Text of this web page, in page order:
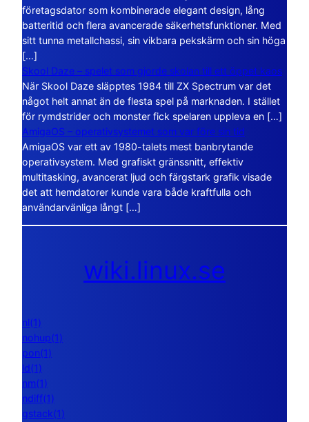
företagsdator som kombinerade elegant design, lång
batteritid och flera avancerade säkerhetsfunktioner. Med
sitt tunna metallchassi, sin vikbara pekskärm och sin höga
[…]
Skool Daze – spelet som gjorde skolan till ett öppet kaos
När Skool Daze släpptes 1984 till ZX Spectrum var det
något helt annat än de flesta spel på marknaden. I stället
för rymdstrider och monster fick spelaren uppleva en […]
AmigaOS – operativsystemet som var före sin tid
AmigaOS var ett av 1980-talets mest banbrytande
operativsystem. Med grafiskt gränssnitt, effektiv
multitasking, avancerat ljud och färgstark grafik visade
det att hemdatorer kunde vara både kraftfulla och
användarvänliga långt […]
wiki.linux.se
nl(1)
nohup(1)
pon(1)
ld(1)
nm(1)
ndiff(1)
gstack(1)